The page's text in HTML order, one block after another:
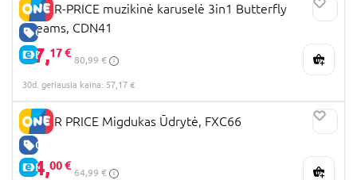
GERA KAINA
E-KAINA
FISHER-PRICE muzikinė karuselė 3in1 Butterfly
Dreams, CDN41
57,17 €
80,99 €
30d. geriausia kaina: 57,17 €
GERA KAINA
E-KAINA
FISHER PRICE Migdukas Ūdrytė, FXC66
44,00 €
64,99 €